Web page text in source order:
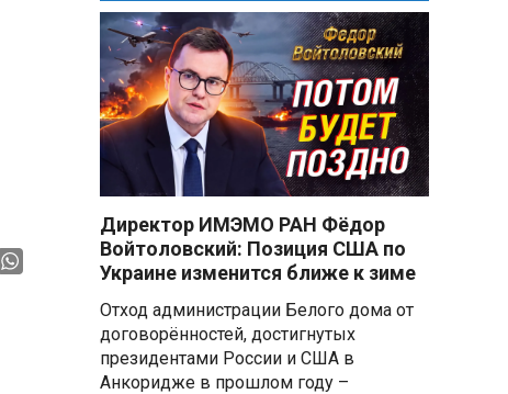
Директор ИМЭМО РАН Фёдор
Войтоловский: Позиция США по
Украине изменится ближе к зиме
Отход администрации Белого дома от
договорённостей, достигнутых
президентами России и США в
Анкоридже в прошлом году –